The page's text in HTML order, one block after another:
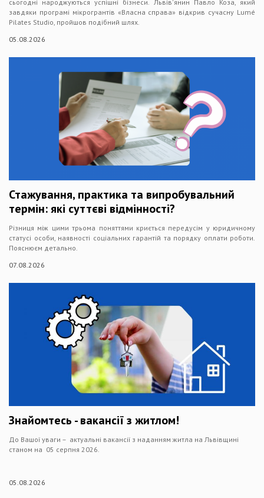
сьогодні народжуються успішні бізнеси. Львів'янин Павло Коза, який
завдяки програмі мікрогрантів «Власна справа» відкрив сучасну Lumé
Pilates Studio, пройшов подібний шлях.
05.08.2026
Стажування, практика та випробувальний
термін: які суттєві відмінності?
Різниця між цими трьома поняттями криється передусім у юридичному
статусі особи, наявності соціальних гарантій та порядку оплати роботи.
Пояснюєм детально.
07.08.2026
Знайомтесь - вакансії з житлом!
До Вашої уваги – актуальні вакансії з наданням житла на Львівщині
станом на 05 серпня 2026.
05.08.2026